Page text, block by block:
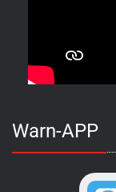
Warn-APP